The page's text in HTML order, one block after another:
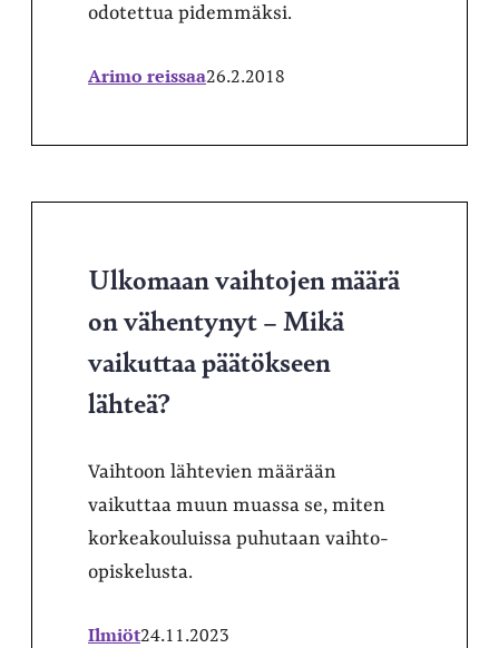
odotettua pidemmäksi.
Arimo reissaa26.2.2018
Ulkomaan vaihtojen määrä
on vähentynyt – Mikä
vaikuttaa päätökseen
lähteä?
Vaihtoon lähtevien määrään
vaikuttaa muun muassa se, miten
korkeakouluissa puhutaan vaihto-
opiskelusta.
Ilmiöt24.11.2023